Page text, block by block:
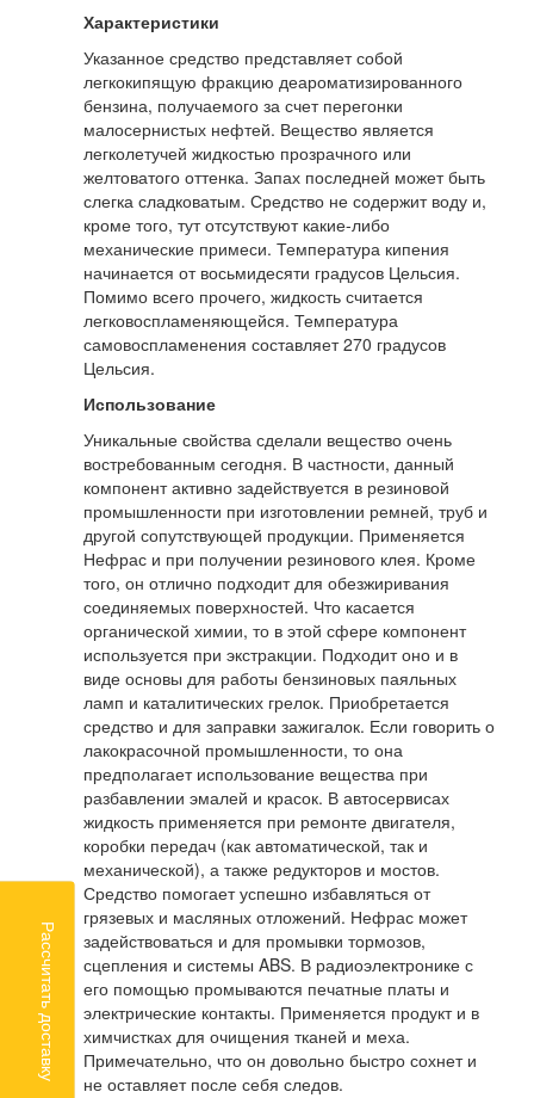
Характеристики
Указанное средство представляет собой
легкокипящую фракцию деароматизированного
бензина, получаемого за счет перегонки
малосернистых нефтей. Вещество является
легколетучей жидкостью прозрачного или
желтоватого оттенка. Запах последней может быть
слегка сладковатым. Средство не содержит воду и,
кроме того, тут отсутствуют какие-либо
механические примеси. Температура кипения
начинается от восьмидесяти градусов Цельсия.
Помимо всего прочего, жидкость считается
легковоспламеняющейся. Температура
самовоспламенения составляет 270 градусов
Цельсия.
Использование
Уникальные свойства сделали вещество очень
востребованным сегодня. В частности, данный
компонент активно задействуется в резиновой
промышленности при изготовлении ремней, труб и
другой сопутствующей продукции. Применяется
Нефрас и при получении резинового клея. Кроме
того, он отлично подходит для обезжиривания
соединяемых поверхностей. Что касается
органической химии, то в этой сфере компонент
используется при экстракции. Подходит оно и в
виде основы для работы бензиновых паяльных
ламп и каталитических грелок. Приобретается
средство и для заправки зажигалок. Если говорить о
лакокрасочной промышленности, то она
предполагает использование вещества при
разбавлении эмалей и красок. В автосервисах
жидкость применяется при ремонте двигателя,
коробки передач (как автоматической, так и
механической), а также редукторов и мостов.
Средство помогает успешно избавляться от
грязевых и масляных отложений. Нефрас может
задействоваться и для промывки тормозов,
сцепления и системы ABS. В радиоэлектронике с
его помощью промываются печатные платы и
электрические контакты. Применяется продукт и в
химчистках для очищения тканей и меха.
Примечательно, что он довольно быстро сохнет и
не оставляет после себя следов.
Рассчитать доставку